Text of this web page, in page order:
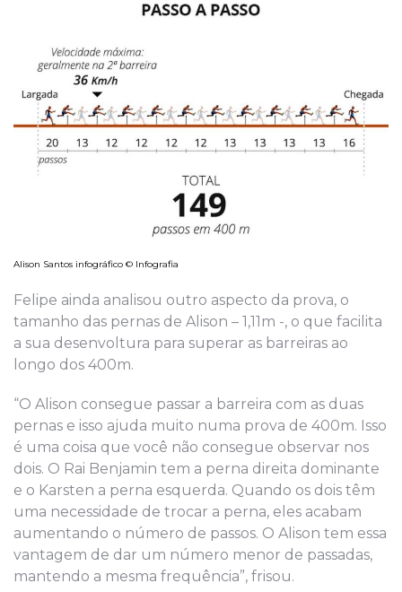
Alison Santos infográfico © Infografia
Felipe ainda analisou outro aspecto da prova, o
tamanho das pernas de Alison – 1,11m -, o que facilita
a sua desenvoltura para superar as barreiras ao
longo dos 400m.
“O Alison consegue passar a barreira com as duas
pernas e isso ajuda muito numa prova de 400m. Isso
é uma coisa que você não consegue observar nos
dois. O Rai Benjamin tem a perna direita dominante
e o Karsten a perna esquerda. Quando os dois têm
uma necessidade de trocar a perna, eles acabam
aumentando o número de passos. O Alison tem essa
vantagem de dar um número menor de passadas,
mantendo a mesma frequência”, frisou.